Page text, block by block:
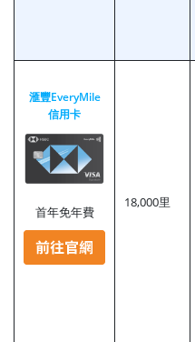
滙豐EveryMile
信用卡
首年免年費
18,000里